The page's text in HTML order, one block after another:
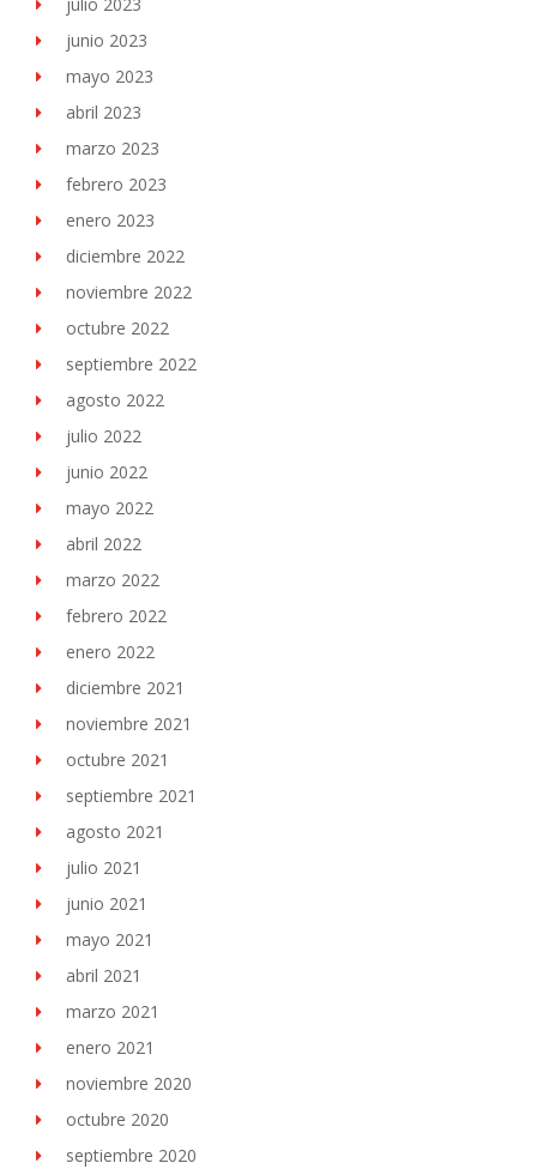
junio 2023
mayo 2023
abril 2023
marzo 2023
febrero 2023
enero 2023
diciembre 2022
noviembre 2022
octubre 2022
septiembre 2022
agosto 2022
julio 2022
junio 2022
mayo 2022
abril 2022
marzo 2022
febrero 2022
enero 2022
diciembre 2021
noviembre 2021
octubre 2021
septiembre 2021
agosto 2021
julio 2021
junio 2021
mayo 2021
abril 2021
marzo 2021
enero 2021
noviembre 2020
octubre 2020
septiembre 2020